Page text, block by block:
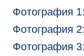
Фотография 1:
Фотография 2:
Фотография 3: